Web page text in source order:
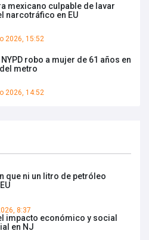
mexicano culpable de lavar
narcotráfico en EU
2026, 15:52
NYPD robo a mujer de 61 años en
metro
2026, 14:52
que ni un litro de petróleo
8:37
impacto económico y social
en NJ